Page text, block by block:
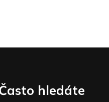
hledáte